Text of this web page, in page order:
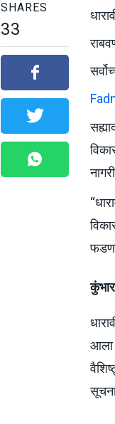
SHARES
33
आला